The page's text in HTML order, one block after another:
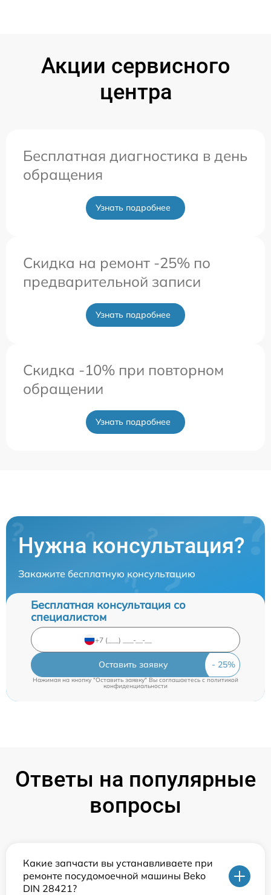
Акции сервисного
центра
Бесплатная диагностика в день
обращения
Узнать подробнее
Скидка на ремонт -25% по
предварительной записи
Узнать подробнее
Скидка -10% при повторном
обращении
Узнать подробнее
Нужна консультация?
Закажите бесплатную консультацию
Бесплатная консультация со
специалистом
Оставить заявку
Нажимая на кнопку "Оставить заявку" Вы соглашаетесь cполитикой
конфиденциальности
Ответы на популярные
вопросы
Какие запчасти вы устанавливаете при
ремонте посудомоечной машины Beko
DIN 28421?